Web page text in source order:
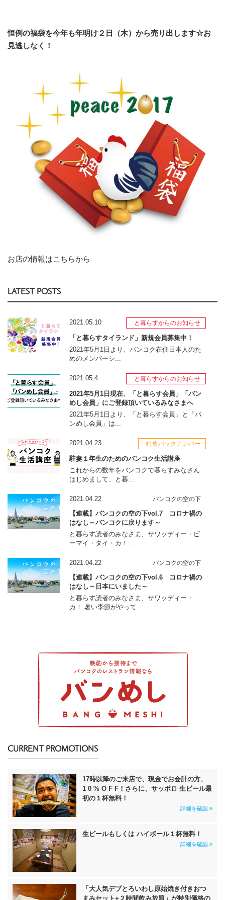
恒例の福袋を今年も年明け２日（木）から売り出します☆お
見逃しなく！
お店の情報はこちらから
LATEST POSTS
2021.05.10 と暮らすからのお知らせ
「と暮らすタイランド」新規会員募集中！
2021年5月1日より、バンコク在住日本人のた
めのメンバーシ...
2021.05.4 と暮らすからのお知らせ
2021年5月1日現在、「と暮らす会員」「バン
めし会員」にご登録頂いているみなさまへ
2021年5月1日より、「と暮らす会員」と「バ
ンめし会員」は...
2021.04.23 特集バックナンバー
駐妻１年生のためのバンコク生活講座
これからの数年をバンコクで暮らすみなさん
はじめまして、と暮...
2021.04.22 バンコクの空の下
【連載】バンコクの空の下vol.7 コロナ禍の
はなし～バンコクに戻ります～
と暮らす読者のみなさま、サワッディー・ピ
ーマイ・タイ・カ！ ...
2021.04.22 バンコクの空の下
【連載】バンコクの空の下vol.6 コロナ禍の
はなし～日本にいました～
と暮らす読者のみなさま、サワッディー・
カ！ 暑い季節がやって...
CURRENT PROMOTIONS
17時以降のご来店で、現金でお会計の方、
1 0 % O F F！さらに、サッポロ 生ビール最
初の１杯無料！
詳細を確認
生ビールもしくは ハイボール１杯無料！
詳細を確認
「大人気デブとろいわし原始焼き付きおつ
まみセット+２時間飲み放題」が特別価格の